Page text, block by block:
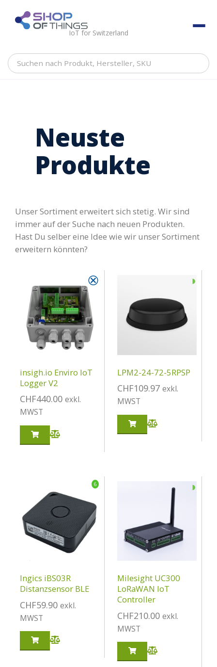
content ShopOfThings
IoT for Switzerland
Suchen
Neuste
Produkte
Unser Sortiment erweitert sich stetig. Wir sind
immer auf der Suche nach neuen Produkten.
Hast Du selber eine Idee wie wir unser Sortiment
erweitern könnten?
⮿
insigh.io Enviro IoT
Logger V2
CHF440.00 exkl.
MWST
◑
LPM2-24-72-5RPSP
CHF109.97 exkl.
MWST
6
Ingics iBS03R
Distanzsensor BLE
CHF59.90 exkl.
MWST
◑
Milesight UC300
LoRaWAN IoT
Controller
CHF210.00 exkl.
MWST